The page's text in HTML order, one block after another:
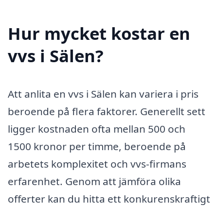
Hur mycket kostar en
vvs i Sälen?
Att anlita en vvs i Sälen kan variera i pris
beroende på flera faktorer. Generellt sett
ligger kostnaden ofta mellan 500 och
1500 kronor per timme, beroende på
arbetets komplexitet och vvs-firmans
erfarenhet. Genom att jämföra olika
offerter kan du hitta ett konkurenskraftigt